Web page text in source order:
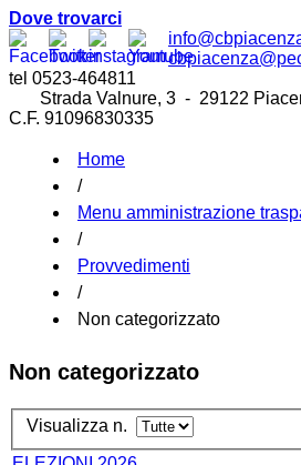
Dove trovarci
tel 0523-464811
Strada Valnure, 3 - 29122
C.F. 91096830335
Home
/
Menu amministrazione
/
Provvedimenti
/
Non categorizzato
Non categorizzato
Visualizza n.